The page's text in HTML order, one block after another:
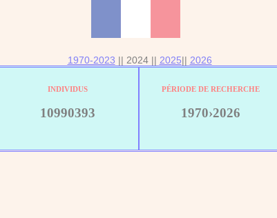
1970-2023 || 2024 || 2025|| 2026
INDIVIDUS
10990393
PÉRIODE DE RECHERCHE
1970›2026